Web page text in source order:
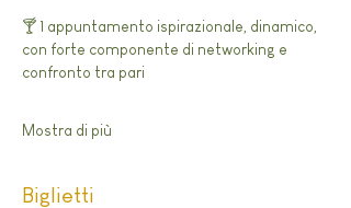
🍸 1 appuntamento ispirazionale, dinamico,
con forte componente di networking e
confronto tra pari
Mostra di più
Biglietti